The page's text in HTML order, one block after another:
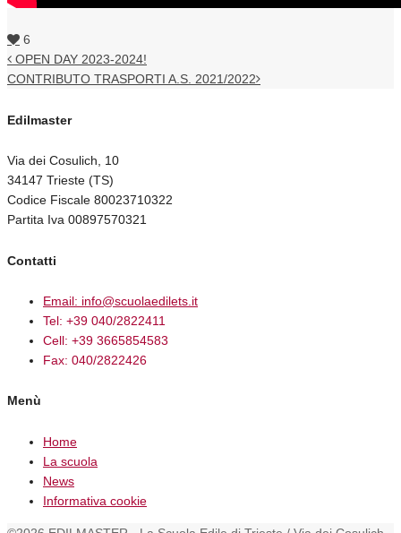
6
OPEN DAY 2023-2024!
CONTRIBUTO TRASPORTI A.S. 2021/2022
Edilmaster
Via dei Cosulich, 10
34147 Trieste (TS)
Codice Fiscale 80023710322
Partita Iva 00897570321
Contatti
Email: info@scuolaedilets.it
Tel: +39 040/2822411
Cell: +39 3665854583
Fax: 040/2822426
Menù
Home
La scuola
News
Informativa cookie